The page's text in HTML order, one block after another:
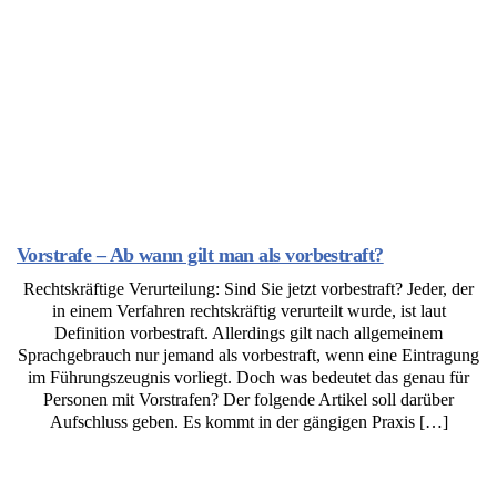
Vorstrafe – Ab wann gilt man als vorbestraft?
Rechtskräftige Verurteilung: Sind Sie jetzt vorbestraft? Jeder, der
in einem Verfahren rechtskräftig verurteilt wurde, ist laut
Definition vorbestraft. Allerdings gilt nach allgemeinem
Sprachgebrauch nur jemand als vorbestraft, wenn eine Eintragung
im Führungszeugnis vorliegt. Doch was bedeutet das genau für
Personen mit Vorstrafen? Der folgende Artikel soll darüber
Aufschluss geben. Es kommt in der gängigen Praxis […]